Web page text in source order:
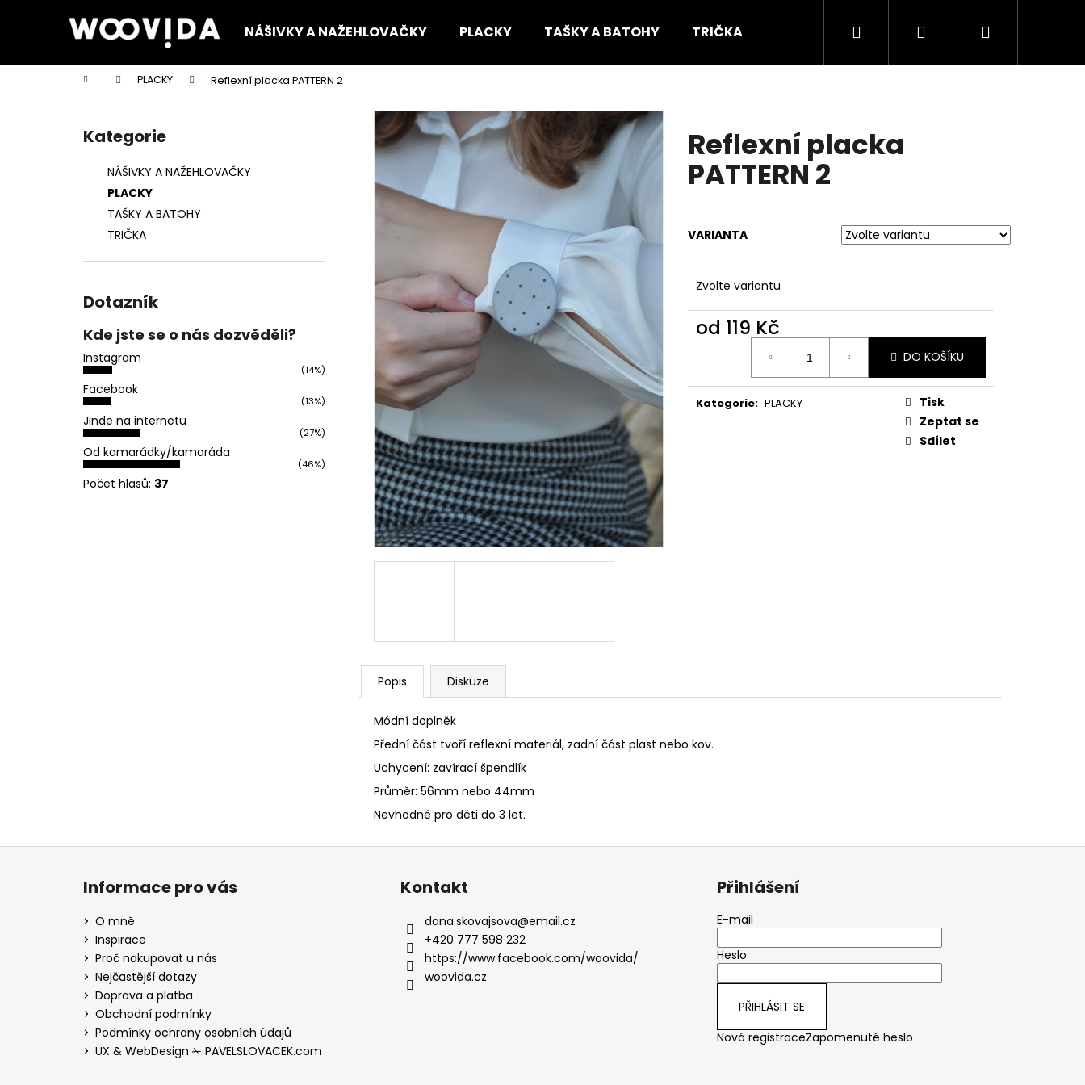
NÁŠIVKY A NAŽEHLOVAČKY PLACKY TAŠKY A BATOHY TRIČKA Hledat PřihlášeníNákupní
Domů PLACKY Reflexní placka PATTERN 2
Přeskočit
kategorie
Kategorie
NÁŠIVKY A NAŽEHLOVAČKY
PLACKY
TAŠKY A BATOHY
TRIČKA
Dotazník
Kde jste se o nás dozvěděli?
Instagram
(14%)
Facebook
(13%)
Jinde na internetu
(27%)
Od kamarádky/kamaráda
(46%)
Počet hlasů: 37
Reflexní placka
PATTERN 2
VARIANTA
Zvolte variantu
od 119 Kč
DO KOŠÍKU
Kategorie: PLACKY
Tisk
Zeptat se
Sdílet
Popis Diskuze
Módní doplněk
Přední část tvoří reflexní materiál, zadní část plast nebo kov.
Uchycení: zavírací špendlík
Průměr: 56mm nebo 44mm
Nevhodné pro děti do 3 let.
í
Zpět
do
Zpět
do
HLEDAT
Doporučujeme
Následující
REFLEXNÍ PLACKA OH YEAH
119 Kč
REFLEXNÍ PLACKA MIX
149 Kč
REFLEXNÍ PLACKA MM
119 Kč
Z
Informace pro vás
O mně
Inspirace
Proč nakupovat u nás
Nejčastější dotazy
Doprava a platba
Obchodní podmínky
Podmínky ochrany osobních údajů
UX & WebDesign ✁ PAVELSLOVACEK.com
Kontakt
dana.skovajsova@email.cz
+420 777 598 232
https://www.facebook.com/woovida/
woovida.cz
Přihlášení
E-mail
Heslo
PŘIHLÁSIT SE
Nová registraceZapomenuté heslo